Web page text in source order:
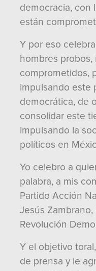
democracia, con
están
Y por eso
hombres
comprometidos,
impulsando este
democrática, de
consolidar este
impulsando la
políticos en
Yo celebro a
palabra, a mis
Partido Acción
Jesús
Revolución
Y el objetivo
de prensa y le